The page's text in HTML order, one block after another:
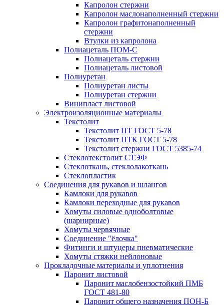
Капролон стержни
Капролон маслонаполненный стержни
Капролон графитонаполненный
стержни
Втулки из капролона
Полиацеталь ПОМ-С
Полиацеталь стержни
Полиацеталь листовой
Полиуретан
Полиуретан листы
Полиуретан стержни
Винипласт листовой
Электроизоляционные материалы
Текстолит
Текстолит ПТ ГОСТ 5-78
Текстолит ПТК ГОСТ 5-78
Текстолит стержни ГОСТ 5385-74
Стеклотекстолит СТЭФ
Стеклоткань, стеклолакоткань
Стеклопластик
Соединения для рукавов и шлангов
Камлоки для рукавов
Камлоки переходные для рукавов
Хомуты силовые одноболтовые
(шарнирные)
Хомуты червячные
Соединение "ёлочка"
Фитинги и штуцеры пневматические
Хомуты стяжки нейлоновые
Прокладочные материалы и уплотнения
Паронит листовой
Паронит маслобензостойкий ПМБ
ГОСТ 481-80
Паронит общего назначения ПОН-Б